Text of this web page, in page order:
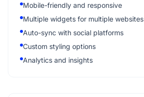
Mobile-friendly and responsive
Multiple widgets for multiple websites
Auto-sync with social platforms
Custom styling options
Analytics and insights